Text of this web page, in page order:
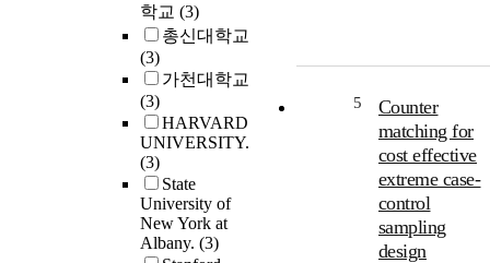
학교 (3)
총신대학교
(3)
가천대학교
(3)
HARVARD
UNIVERSITY.
(3)
State
University of
New York at
Albany. (3)
5
Counter
matching for
cost effective
extreme case-
control
sampling
design